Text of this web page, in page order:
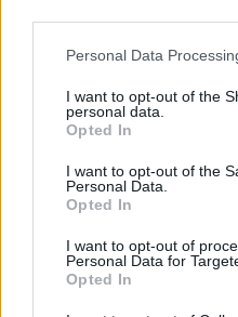
Please note that this
not limited to your visit or
grant or deny consent to
use your data for below
consent section.
Personal Data
I want to opt-out of the
personal data.
Opted In
I want to opt-out of the
Personal Data.
Opted In
I want to opt-out of
Personal Data for
Opted In
műemlékfelújítás műemlék
Történelmi táj, amelynek
megújul a tatai Angolkert
A projekt részeként
műemlékek, köztük a
Várkanyarban álló Nepomuki
M1
Bicske